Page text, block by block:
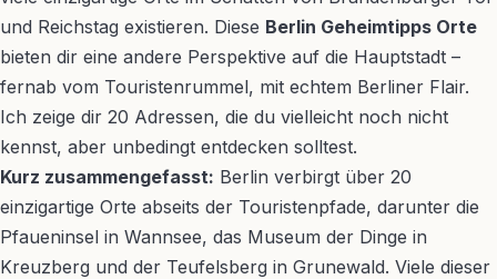
und Reichstag existieren. Diese Berlin Geheimtipps Orte
bieten dir eine andere Perspektive auf die Hauptstadt –
fernab vom Touristenrummel, mit echtem Berliner Flair.
Ich zeige dir 20 Adressen, die du vielleicht noch nicht
kennst, aber unbedingt entdecken solltest.
Kurz zusammengefasst: Berlin verbirgt über 20
einzigartige Orte abseits der Touristenpfade, darunter die
Pfaueninsel in Wannsee, das Museum der Dinge in
Kreuzberg und der Teufelsberg in Grunewald. Viele dieser